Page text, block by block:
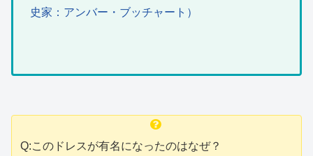
史家：アンバー・ブッチャート）
Q:このドレスが有名になったのはなぜ？